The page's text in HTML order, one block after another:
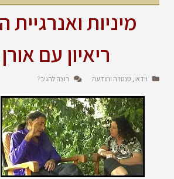
מיניות ואנרגיית
ריאיון עם
וידאו, טנטרה ותודעה רוצה להגיב?